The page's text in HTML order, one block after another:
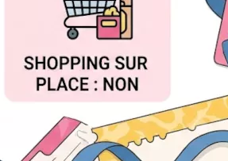
ACCEPTER TOUT